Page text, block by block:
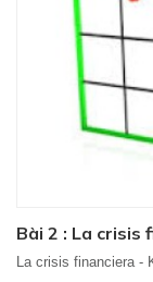
Bài 2 : La crisis
La crisis financiera -